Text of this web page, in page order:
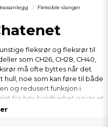
Fleksible slanger
fleksrør og fleksrør til
som CH26, CH28, CH40,
må ofte byttes når det
hull, noe som kan føre til både
og redusert funksjon i
for høy holdbarhet og gir et
i din Chatenet